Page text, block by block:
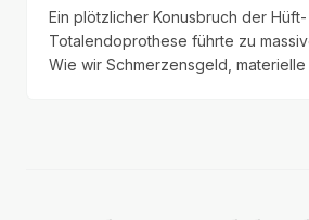
Ein plötzlicher Konusbruch der Hüft-
Totalendoprothese führte zu
Wie wir Schmerzensgeld,